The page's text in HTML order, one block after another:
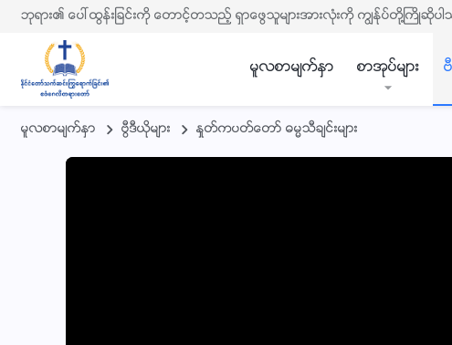
ဘုရား၏ ေပၚထြန္းျခင္းကို ေတာင့္တသည့္ ရွာေဖြသူမ်ားအားလုံးကို ကြၽန္ုပ္တို႔ႀကိဳဆိုပ
မူလစာမ်က္ႏွာ စာအုပ္မ်ား
မူလစာမ်က္ႏွာ ဗြီဒီယိုမ်ား ႏႈတ္ကပတ္ေတာ္ ဓမၼသီခ်င္းမ်ား